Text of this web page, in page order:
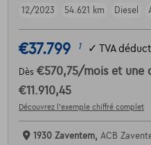
12/2023
54.621 km Diesel
€37.799 1 ✓ TVA
Dès €570,75/mois et une
€11.910,45
Découvrez l’exemple chiffré complet
1930 Zaventem, ACB